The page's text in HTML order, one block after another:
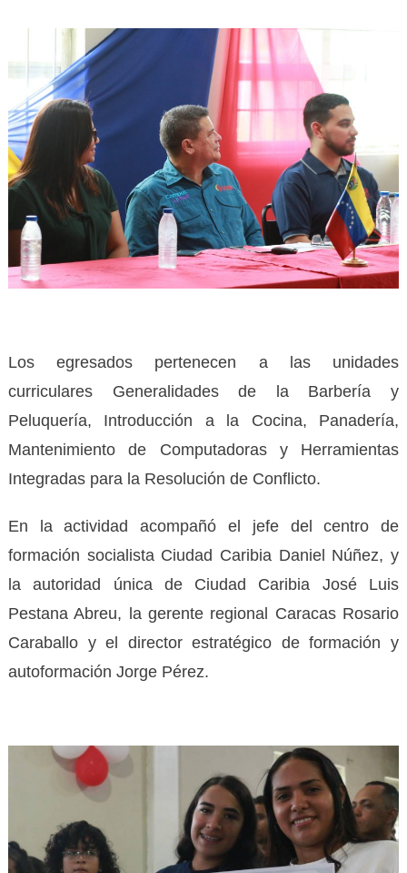
Los egresados pertenecen a las unidades
curriculares Generalidades de la Barbería y
Peluquería, Introducción a la Cocina, Panadería,
Mantenimiento de Computadoras y Herramientas
Integradas para la Resolución de Conflicto.
En la actividad acompañó el jefe del centro de
formación socialista Ciudad Caribia Daniel Núñez, y
la autoridad única de Ciudad Caribia José Luis
Pestana Abreu, la gerente regional Caracas Rosario
Caraballo y el director estratégico de formación y
autoformación Jorge Pérez.